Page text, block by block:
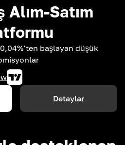
Alım-Satım
başlayan düşük
Detaylar